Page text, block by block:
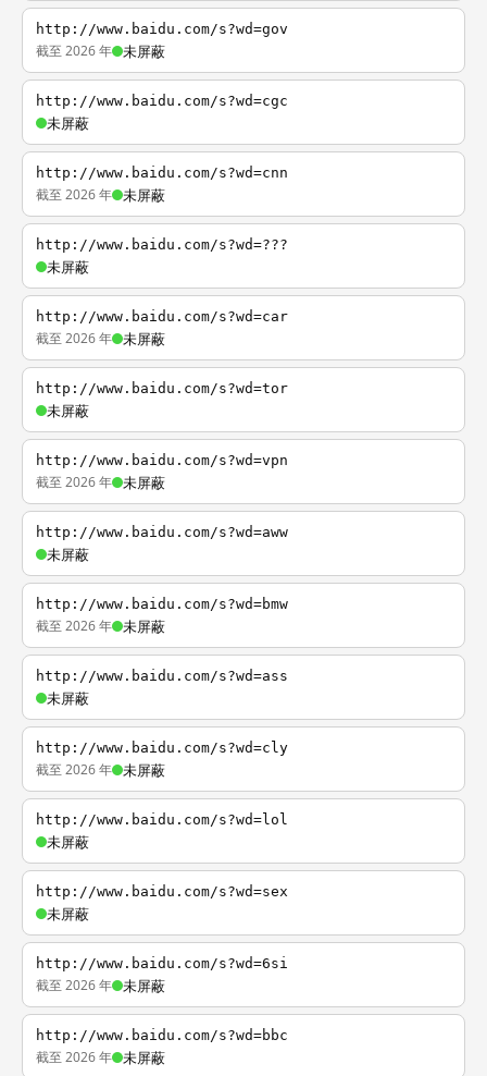
http://www.baidu.com/s?wd=gov
截至 2026 年 未屏蔽
http://www.baidu.com/s?wd=cgc
未屏蔽
http://www.baidu.com/s?wd=cnn
截至 2026 年 未屏蔽
http://www.baidu.com/s?wd=???
未屏蔽
http://www.baidu.com/s?wd=car
截至 2026 年 未屏蔽
http://www.baidu.com/s?wd=tor
未屏蔽
http://www.baidu.com/s?wd=vpn
截至 2026 年 未屏蔽
http://www.baidu.com/s?wd=aww
未屏蔽
http://www.baidu.com/s?wd=bmw
截至 2026 年 未屏蔽
http://www.baidu.com/s?wd=ass
未屏蔽
http://www.baidu.com/s?wd=cly
截至 2026 年 未屏蔽
http://www.baidu.com/s?wd=lol
未屏蔽
http://www.baidu.com/s?wd=sex
未屏蔽
http://www.baidu.com/s?wd=6si
截至 2026 年 未屏蔽
http://www.baidu.com/s?wd=bbc
截至 2026 年 未屏蔽